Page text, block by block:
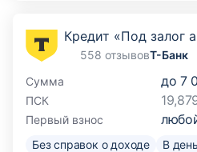
Кредит «Под залог
558 отзывовТ-Банк
Сумма
до 7
ПСК
Первый взнос
Без справок о доходе В